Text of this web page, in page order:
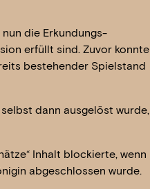
die Erkundungs-
erfüllt sind. Zuvor konnte
bestehender Spielstand
dann ausgelöst wurde,
Inhalt blockierte, wenn
abgeschlossen wurde.